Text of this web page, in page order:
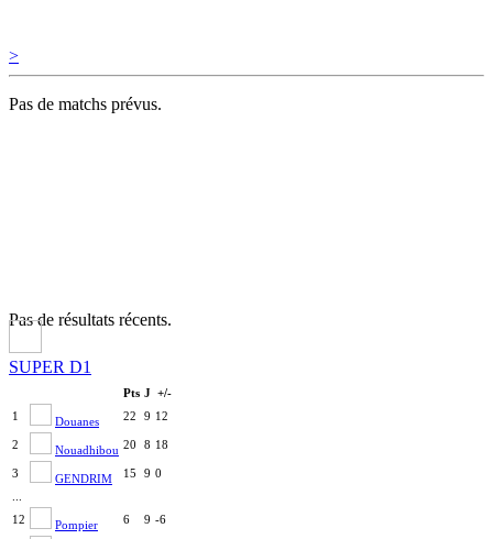
>
Pas de matchs prévus.
Pas de résultats récents.
SUPER D1
Pts J +/-
1
Douanes 22 9 12
2 Nouadhibou 20 8 18
3 GENDRIM 15 9 0
12
Pompier 6 9 -6